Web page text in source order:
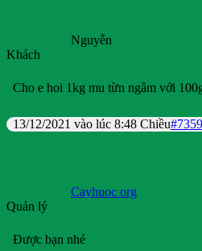
Nguyễn
Khách
Cho e hoi 1kg mu từn ngâm với
13/12/2021 vào lúc 8:48 Chiều
Cayhuoc org
Quản lý
Được bạn nhé